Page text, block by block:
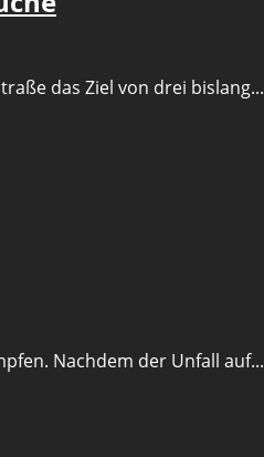
das Ziel von drei bislang...
Nachdem der Unfall auf...